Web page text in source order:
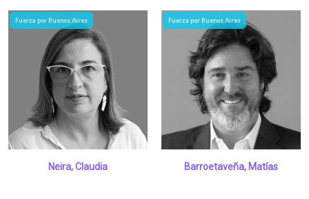
Fuerza por Buenos Aires
Neira, Claudia
Fuerza por Buenos Aires
Barroetaveña, Matías